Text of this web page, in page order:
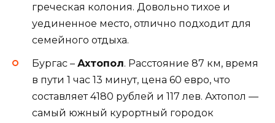
греческая колония. Довольно тихое и
уединенное место, отлично подходит для
семейного отдыха.
Бургас – Ахтопол. Расстояние 87 км, время
в пути 1 час 13 минут, цена 60 евро, что
составляет 4180 рублей и 117 лев. Ахтопол —
самый южный курортный городок